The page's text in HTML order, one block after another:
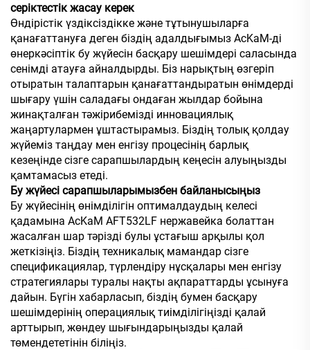
серіктестік жасау керек
Өндірістік үздіксіздікке және тұтынушыларға
қанағаттануға деген біздің адалдығымыз AcKaM-ді
өнеркәсіптік бу жүйесін басқару шешімдері саласында
сенімді атауға айналдырды. Біз нарықтың өзгеріп
отыратын талаптарын қанағаттандыратын өнімдерді
шығару үшін саладағы ондаған жылдар бойына
жинақталған тәжірибемізді инновациялық
жаңартулармен ұштастырамыз. Біздің толық қолдау
жүйеміз таңдау мен енгізу процесінің барлық
кезеңінде сізге сарапшылардың кеңесін алуыңызды
қамтамасыз етеді.
Бу жүйесі сарапшыларымызбен байланысыңыз
Бу жүйесінің өнімділігін оптималдаудың келесі
қадамына AcKaM AFT532LF нержавейка болаттан
жасалған шар тәрізді булы ұстағыш арқылы қол
жеткізіңіз. Біздің техникалық мамандар сізге
спецификациялар, түрлендіру нұсқалары мен енгізу
стратегиялары туралы нақты ақпараттарды ұсынуға
дайын. Бүгін хабарласып, біздің бумен басқару
шешімдерінің операциялық тиімділігіңізді қалай
арттырып, жөндеу шығындарыңызды қалай
төмендететінін біліңіз.